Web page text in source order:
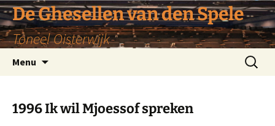
De Ghesellen van den Spele
Toneel Oisterwijk
Menu
inhoud
Zoeken
naar:
1996 Ik wil Mjoessof spreken